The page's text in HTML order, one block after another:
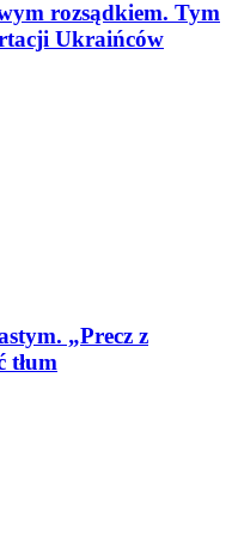
rozsądkiem. Tym
Ukraińców
„Precz z
tłum